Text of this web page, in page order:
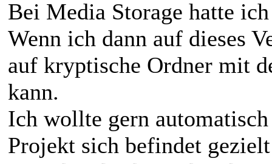
Bei Media Storage hatte
Wenn ich dann auf dieses
auf kryptische Ordner mit
kann.
Ich wollte gern
Projekt sich befindet